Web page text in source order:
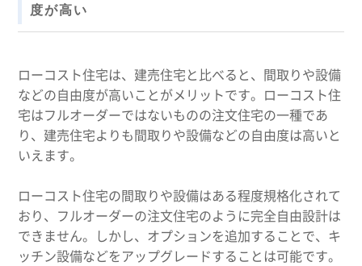
度が高い
ローコスト住宅は、建売住宅と比べると、間取りや設備
などの自由度が高いことがメリットです。ローコスト住
宅はフルオーダーではないものの注文住宅の一種であ
り、建売住宅よりも間取りや設備などの自由度は高いと
いえます。
ローコスト住宅の間取りや設備はある程度規格化されて
おり、フルオーダーの注文住宅のように完全自由設計は
できません。しかし、オプションを追加することで、キ
ッチン設備などをアップグレードすることは可能です。